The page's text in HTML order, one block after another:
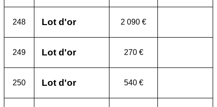
248 Lot d'or 2 090 €
249 Lot d'or 270 €
250 Lot d'or 540 €